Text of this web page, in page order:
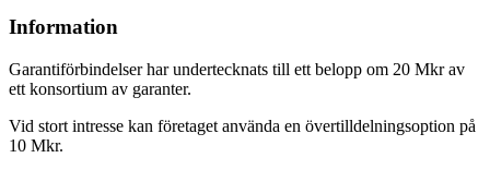
Information
Garantiförbindelser har undertecknats till ett belopp om 20 Mkr av
ett konsortium av garanter.
Vid stort intresse kan företaget använda en övertilldelningsoption på
10 Mkr.